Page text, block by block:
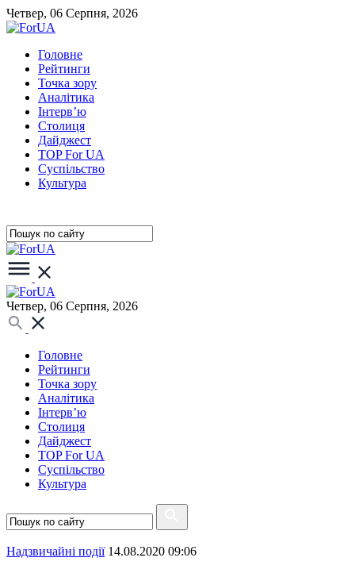
Четвер, 06 Серпня, 2026
Головне
Рейтинги
Точка зору
Аналітика
Інтерв’ю
Столиця
Дайджест
TOP For UA
Суспiльство
Культура
Четвер, 06 Серпня, 2026
Головне
Рейтинги
Точка зору
Аналітика
Інтерв’ю
Столиця
Дайджест
TOP For UA
Суспiльство
Культура
Надзвичайні події 14.08.2020 09:06